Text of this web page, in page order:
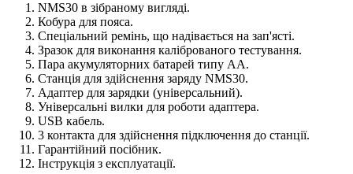
NMS30 в зібраному вигляді.
Кобура для пояса.
Спеціальний ремінь, що надівається на зап'ясті.
Зразок для виконання каліброваного тестування.
Пара акумуляторних батарей типу АА.
Станція для здійснення заряду NMS30.
Адаптер для зарядки (універсальний).
Універсальні вилки для роботи адаптера.
USB кабель.
3 контакта для здійснення підключення до станції.
Гарантійний посібник.
Інструкція з експлуатації.